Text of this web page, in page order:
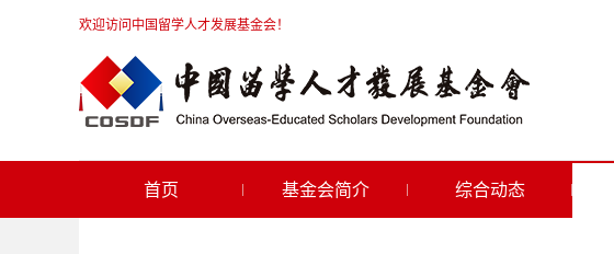
欢迎访问中国留学人才发展基金会！
首页 基金会简介 综合动态